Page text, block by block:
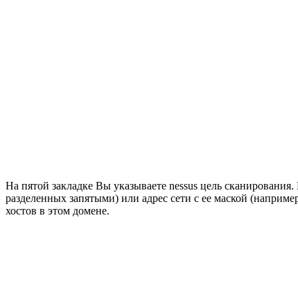
На пятой закладке Вы указываете nessus цель
разделенных запятыми) или адрес сети с ее маской
хостов в этом домене.